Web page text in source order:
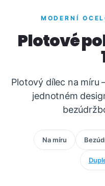
MODERNÍ
Plotové
Plotový dílec na míru
jednotném
Na míru